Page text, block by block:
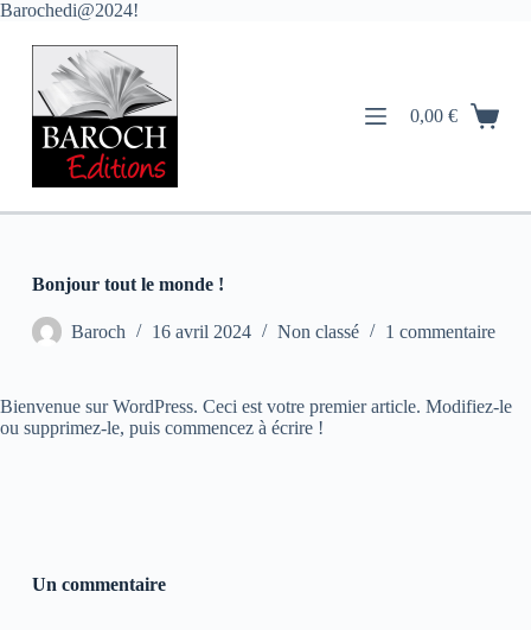
Barochedi@2024!
P
o
0,00 €
Bonjour tout le monde !
Baroch 16 avril 2024 Non classé 1 commentaire
Bienvenue sur WordPress. Ceci est votre premier article. Modifiez-le
ou supprimez-le, puis commencez à écrire !
Un commentaire